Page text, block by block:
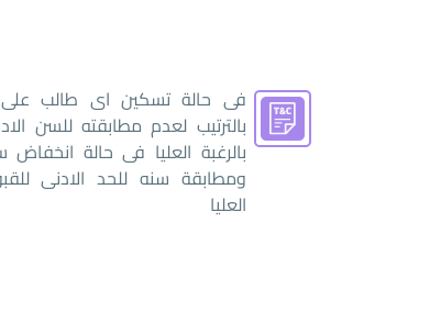
فى حالة تسكين اى طالب على
بالترتيب لعدم مطابقته للسن
بالرغبة العليا فى حالة
ومطابقة سنه للحد الادنى
العليا